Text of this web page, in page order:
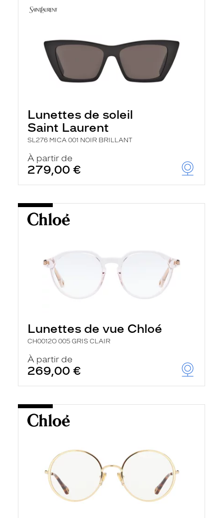
Lunettes de soleil
Saint Laurent
SL276 MICA 001 NOIR BRILLANT
À partir de
279,00 €
Lunettes de vue Chloé
CH0012O 005 GRIS CLAIR
À partir de
269,00 €